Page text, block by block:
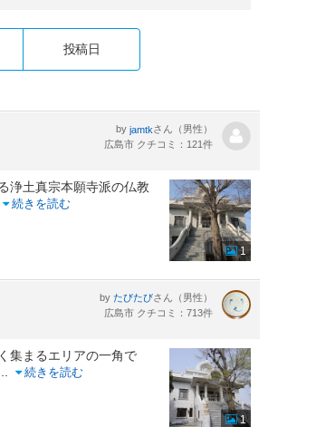
投稿日
by jamtkさん（男性）
広島市 クチコミ：121件
浄土真宗本願寺派の仏教
続きを読む
1
by たびたびさん（男性）
広島市 クチコミ：713件
集まるエリアの一角で
続きを読む
1